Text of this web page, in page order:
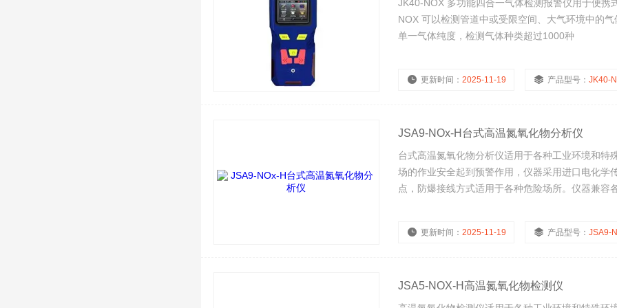
JK40-NOX 多功能四合一气体检测报警仪用于便
NOX 可以检测管道中或受限空间、大气环境中的
单一气体纯度，检测气体种类超过1000种
更新时间：2025-11-19 产品型号：JK40-
JSA9-NOx-H台式高温氮氧化物分析仪
台式高温氮氧化物分析仪适用于各种工业环境和
场的作业安全起到预警作用，仪器采用进口电化
点，防爆接线方式适用于各种危险场所。仪器兼
更新时间：2025-11-19 产品型号：JSA9-
JSA5-NOX-H高温氮氧化物检测仪